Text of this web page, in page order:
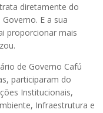
diretamente do
E a sua
proporcionar mais
de Governo Cafú
participaram do
Institucionais,
Infraestrutura e